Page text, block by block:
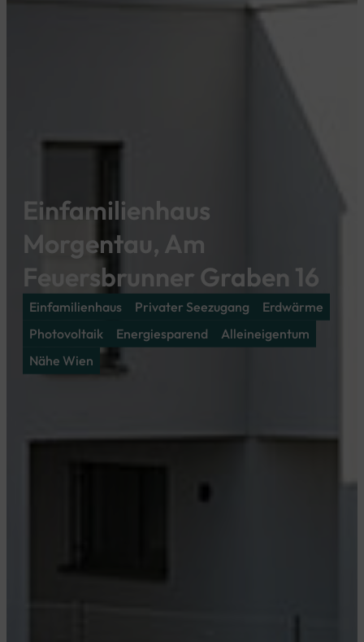
Einfamilienhaus
Morgentau, Am
Feuersbrunner Graben 16
Einfamilienhaus Privater Seezugang
Erdwärme
Photovoltaik
Energiesparend
Alleineigentum
Nähe Wien